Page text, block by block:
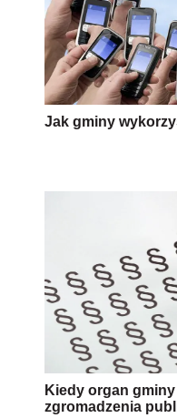
Jak gminy
Kiedy organ
zgromadzenia